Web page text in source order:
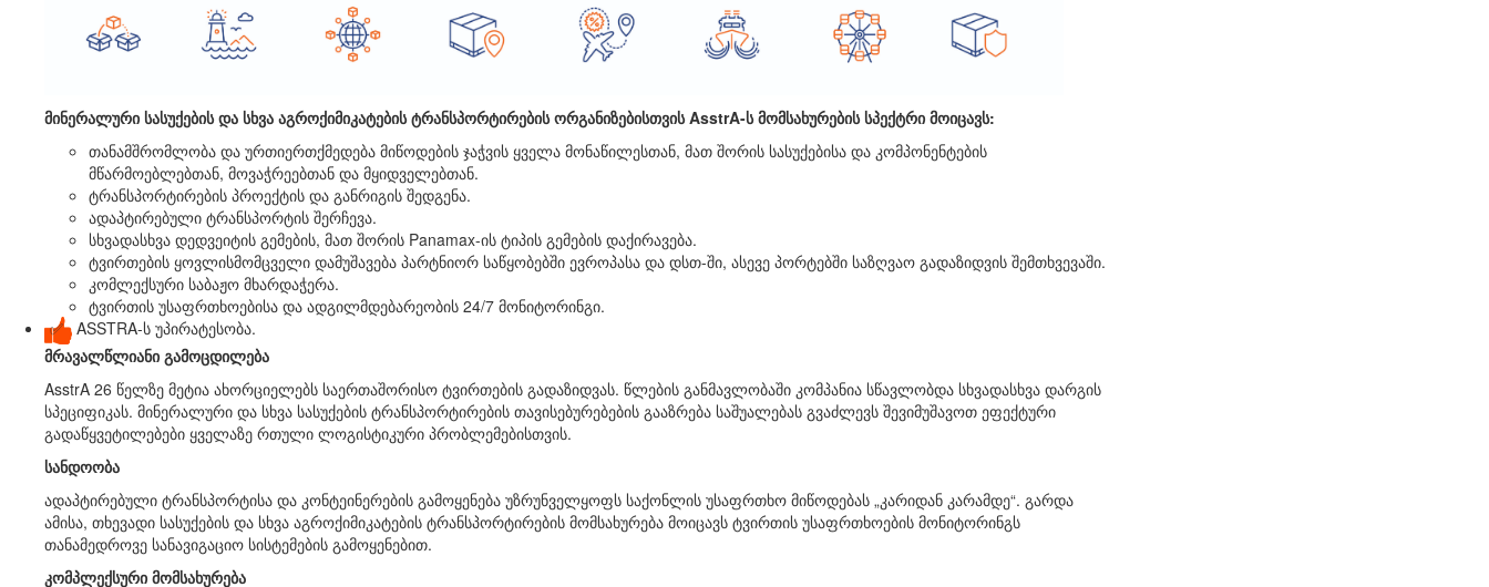
მინერალური სასუქების და სხვა აგროქიმიკატების ტრანსპორტირების ორგანიზებისთვის AsstrA-ს მომსახურების სპექტრი მოიცავს:
თანამშრომლობა და ურთიერთქმედება მიწოდების ჯაჭვის ყველა მონაწილესთან, მათ შორის სასუქებისა და კომპონენტების
მწარმოებლებთან, მოვაჭრეებთან და მყიდველებთან.
ტრანსპორტირების პროექტის და განრიგის შედგენა.
ადაპტირებული ტრანსპორტის შერჩევა.
სხვადასხვა დედვეიტის გემების, მათ შორის Panamax-ის ტიპის გემების დაქირავება.
ტვირთების ყოვლისმომცველი დამუშავება პარტნიორ საწყობებში ევროპასა და დსთ-ში, ასევე პორტებში საზღვაო გადაზიდვის შემთხვევაში.
კომლექსური საბაჟო მხარდაჭერა.
ტვირთის უსაფრთხოებისა და ადგილმდებარეობის 24/7 მონიტორინგი.
✅ ASSTRA-ს უპირატესობა.
მრავალწლიანი გამოცდილება
AsstrA 26 წელზე მეტია ახორციელებს საერთაშორისო ტვირთების გადაზიდვას. წლების განმავლობაში კომპანია სწავლობდა სხვადასხვა დარგის
სპეციფიკას. მინერალური და სხვა სასუქების ტრანსპორტირების თავისებურებების გააზრება საშუალებას გვაძლევს შევიმუშავოთ ეფექტური
გადაწყვეტილებები ყველაზე რთული ლოგისტიკური პრობლემებისთვის.
სანდოობა
ადაპტირებული ტრანსპორტისა და კონტეინერების გამოყენება უზრუნველყოფს საქონლის უსაფრთხო მიწოდებას „კარიდან კარამდე“. გარდა
ამისა, თხევადი სასუქების და სხვა აგროქიმიკატების ტრანსპორტირების მომსახურება მოიცავს ტვირთის უსაფრთხოების მონიტორინგს
თანამედროვე სანავიგაციო სისტემების გამოყენებით.
კომპლექსური მომსახურება